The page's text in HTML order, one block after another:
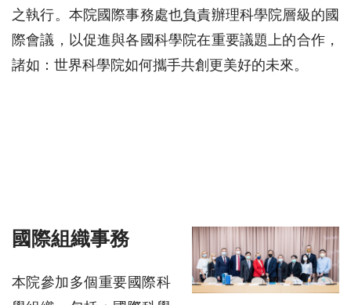
之執行。本院國際事務處也負責辦理科學院層級的國
際會議，以促進與各國科學院在重要議題上的合作，
諸如：世界科學院如何攜手共創更美好的未來。
國際組織事務
本院參加多個重要國際科